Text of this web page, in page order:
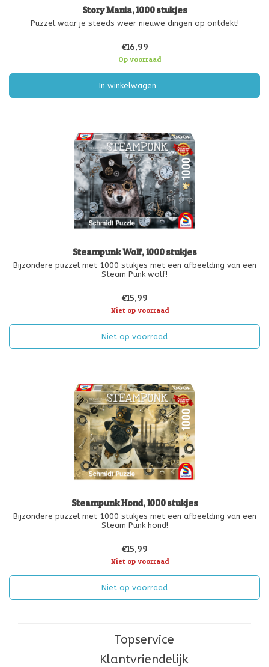
Story Mania, 1000 stukjes
Puzzel waar je steeds weer nieuwe dingen op ontdekt!
€16,99
Op voorraad
In winkelwagen
Steampunk Wolf, 1000 stukjes
Bijzondere puzzel met 1000 stukjes met een afbeelding van een
Steam Punk wolf!
€15,99
Niet op voorraad
Niet op voorraad
Steampunk Hond, 1000 stukjes
Bijzondere puzzel met 1000 stukjes met een afbeelding van een
Steam Punk hond!
€15,99
Niet op voorraad
Niet op voorraad
Topservice
Klantvriendelijk